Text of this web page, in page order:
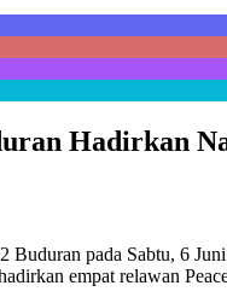
Hadirkan
Buduran pada Sabtu, 6
empat relawan